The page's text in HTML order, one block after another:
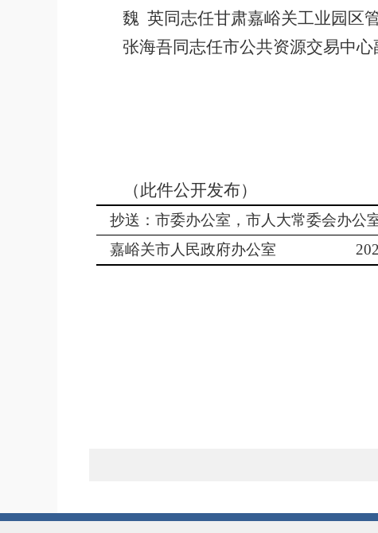
魏 英同志任甘肃嘉峪关工业园区
张海吾同志任市公共资源交易中心
（此件公开发布）
抄送：市委办公室，市人大常委会办公
嘉峪关市人民政府办公室